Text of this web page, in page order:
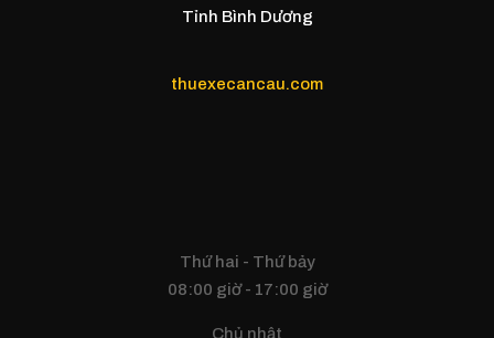
Tỉnh Bình Dương
thuexecancau.com
Thứ hai - Thứ bảy
08:00 giờ - 17:00 giờ
Chủ nhật